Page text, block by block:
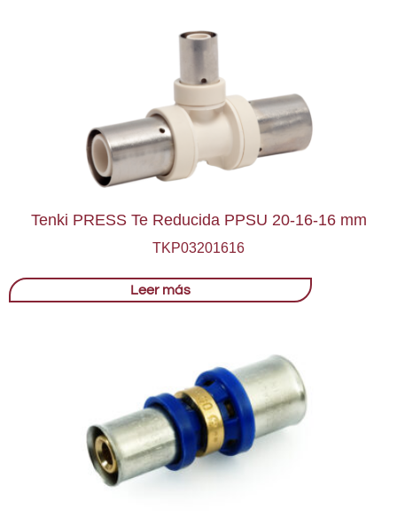
Tenki PRESS Te Reducida PPSU 20-16-16 mm
TKP03201616
Leer más